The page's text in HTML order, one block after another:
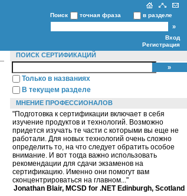
Поиск точная фраза в разделе
Вход
Регистрация
ПОИСК СЕРТИФИКАЦИЙ
Только в названиях
В текущем разделе
МНЕНИЕ ПРОФЕССИОНАЛОВ
"Подготовка к сертификации включает в себя
изучение продуктов и технологий. Возможно
придется изучать те части с которыми вы еще не
работали. Для новых технологий очень сложно
определить то, на что следует обратить особое
внимание. И вот тогда важно использовать
рекомендации для сдачи экзаменов на
сертификацию. Именно они помогут вам
сконцентрироваться на главном..."
Jonathan Blair, MCSD for .NET Edinburgh, Scotland